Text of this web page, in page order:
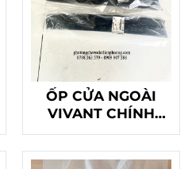
ỐP CỬA NGOÀI
VIVANT CHÍNH
HÃNG